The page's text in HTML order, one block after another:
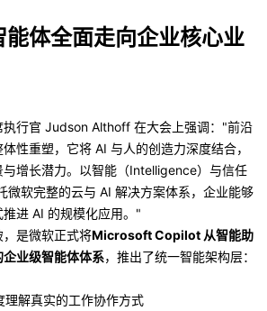
能体全面走向企业核心业
执行官 Judson Althoff 在大会上强调："前沿
性重塑，它将 AI 与人的创造力深度结合，
增长潜力。以智能（Intelligence）与信任
微软完整的云与 AI 解决方案体系，企业能够
进 AI 的规模化应用。"
是微软正式将Microsoft Copilot 从智能助
业级智能体体系，推出了统一智能架构层：
理解真实的工作协作方式